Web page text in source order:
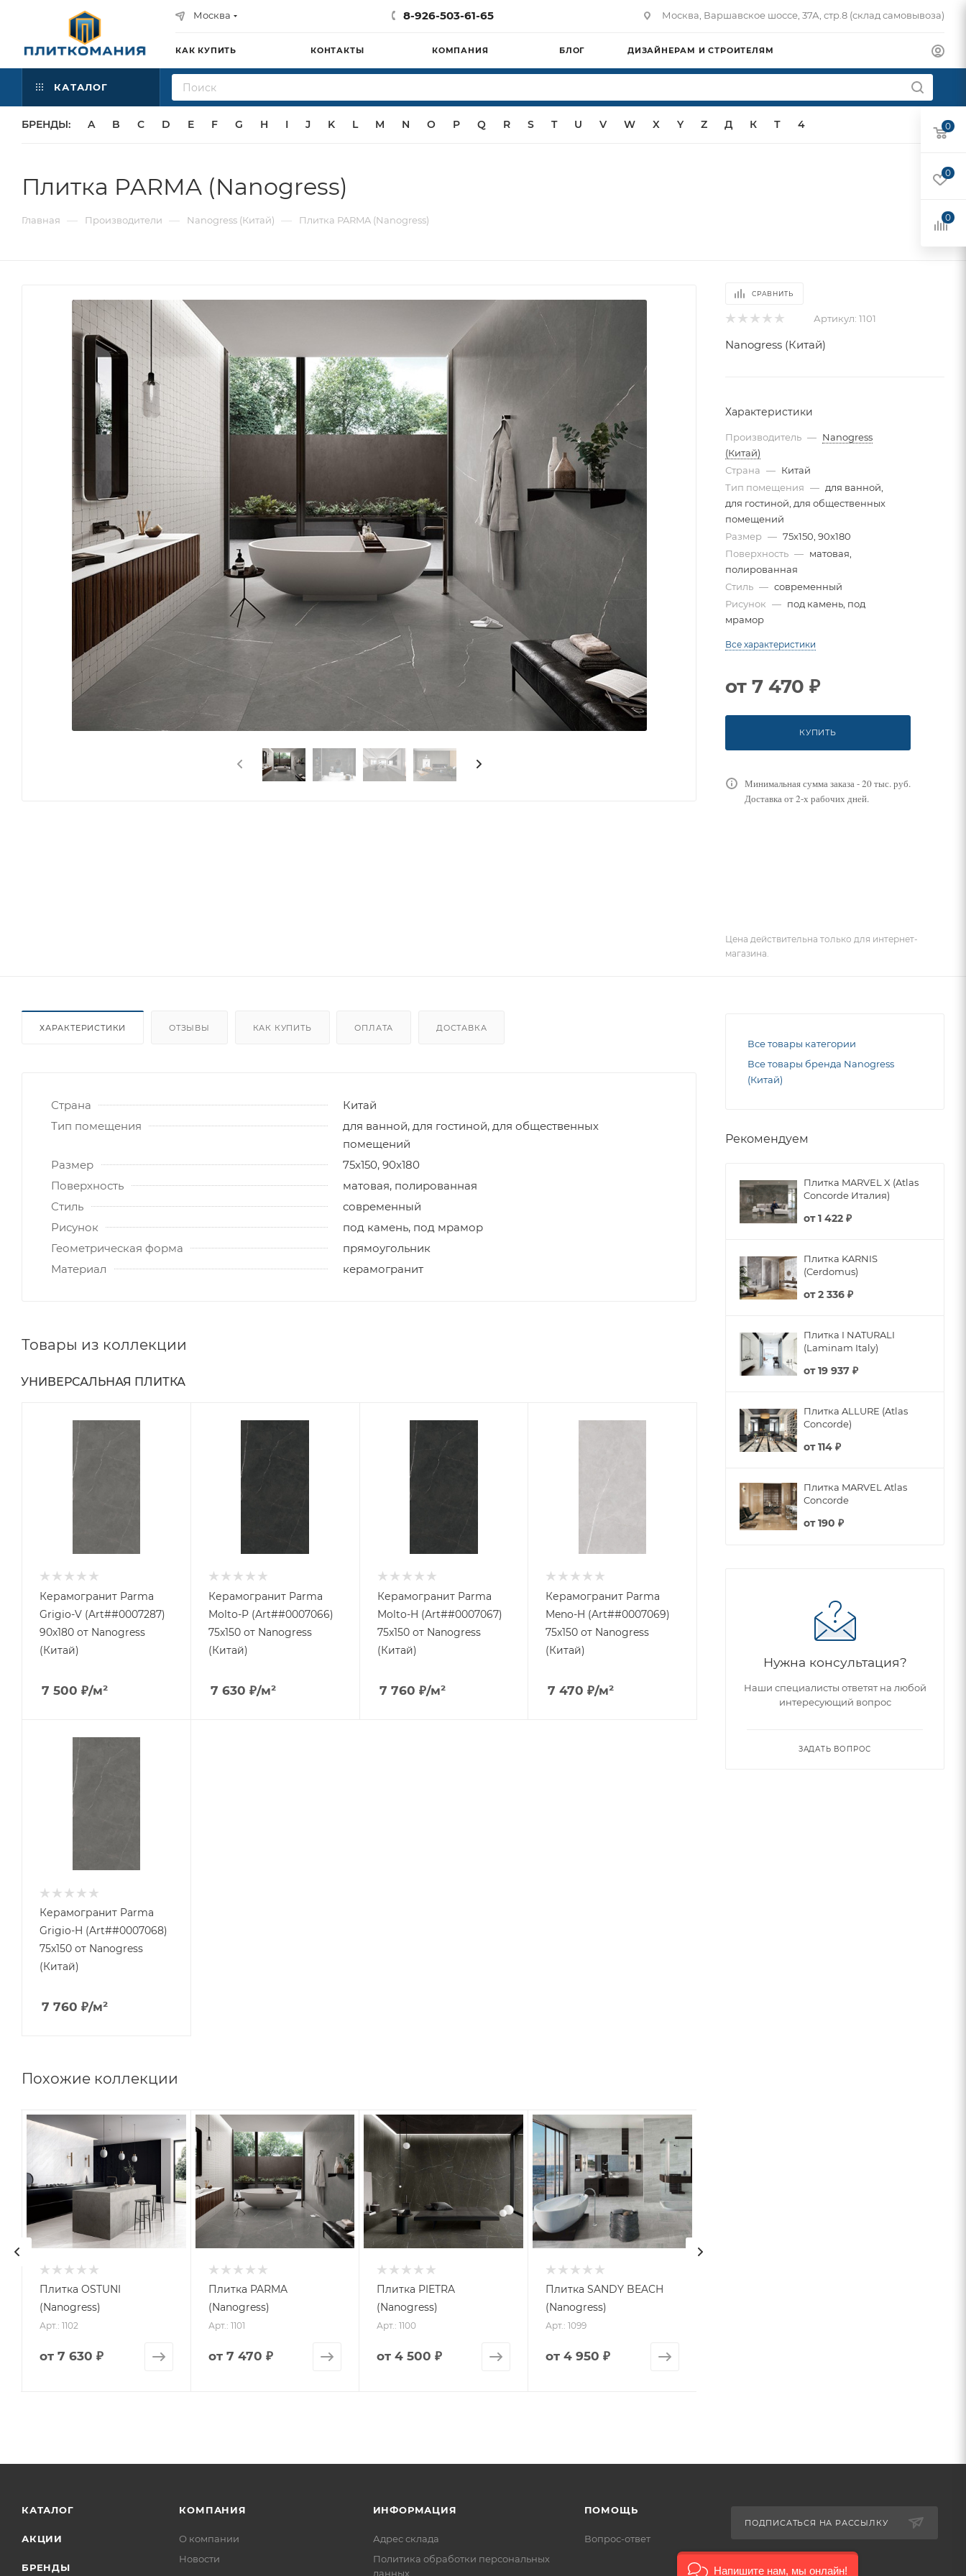
Москва 8-926-503-61-65 Москва, Варшавское шоссе, 37А, стр.8 (склад самовывоза)
КАК КУПИТЬ КОНТАКТЫ КОМПАНИЯ БЛОГ ДИЗАЙНЕРАМ И СТРОИТЕЛЯМ
КАТАЛОГ
БРЕНДЫ: A B C D E F G H I J K L M N O P Q R S T U V W X Y Z Д К Т 4
Плитка PARMA (Nanogress)
Главная — Производители — Nanogress (Китай) — Плитка PARMA (Nanogress)
СРАВНИТЬ
Артикул: 1101
Nanogress (Китай)
Характеристики
Производитель — Nanogress
(Китай)
Страна — Китай
Тип помещения — для ванной,
для гостиной, для общественных
помещений
Размер — 75x150, 90x180
Поверхность — матовая,
полированная
Стиль — современный
Рисунок — под камень, под
мрамор
Все характеристики
от 7 470 ₽
КУПИТЬ
Минимальная сумма заказа - 20 тыс. руб.
Доставка от 2-х рабочих дней.
Цена действительна только для интернет-
магазина.
ХАРАКТЕРИСТИКИ ОТЗЫВЫ КАК КУПИТЬ ОПЛАТА ДОСТАВКА
Страна
Китай
Тип помещения
для ванной, для гостиной, для общественных
помещений
Размер
75x150, 90x180
Поверхность
матовая, полированная
Стиль
современный
Рисунок
под камень, под мрамор
Геометрическая форма
прямоугольник
Материал
керамогранит
Товары из коллекции
УНИВЕРСАЛЬНАЯ ПЛИТКА
Керамогранит Parma
Grigio-V (Art##0007287)
90x180 от Nanogress
(Китай)
7 500 ₽/м²
Керамогранит Parma
Molto-P (Art##0007066)
75x150 от Nanogress
(Китай)
7 630 ₽/м²
Керамогранит Parma
Molto-H (Art##0007067)
75x150 от Nanogress
(Китай)
7 760 ₽/м²
Керамогранит Parma
Meno-H (Art##0007069)
75x150 от Nanogress
(Китай)
7 470 ₽/м²
Керамогранит Parma
Grigio-H (Art##0007068)
75x150 от Nanogress
(Китай)
7 760 ₽/м²
Похожие коллекции
Плитка OSTUNI
(Nanogress)
Арт.: 1102
от 7 630 ₽
Плитка PARMA
(Nanogress)
Арт.: 1101
от 7 470 ₽
Плитка PIETRA
(Nanogress)
Арт.: 1100
от4 500 ₽
Плитка SANDY BEACH
(Nanogress)
Арт.: 1099
от 4 950 ₽
Все товары категории
Все товары бренда Nanogress
(Китай)
Рекомендуем
Плитка MARVEL X (Atlas
Concorde Италия)
от1 422 ₽
Плитка KARNIS
(Cerdomus)
от2 336 ₽
Плитка I NATURALI
(Laminam Italy)
от19 937 ₽
Плитка ALLURE (Atlas
Concorde)
от114 ₽
Плитка MARVEL Atlas
Concorde
от190 ₽
Нужна консультация?
Наши специалисты ответят на любой
интересующий вопрос
ЗАДАТЬ ВОПРОС
КАТАЛОГ
АКЦИИ
БРЕНДЫ
КОМПАНИЯ
О компании
Новости
ИНФОРМАЦИЯ
Адрес склада
Политика обработки персональных
данных
ПОМОЩЬ
Вопрос-ответ
ПОДПИСАТЬСЯ НА РАССЫЛКУ
0
0
0
Напишите нам, мы онлайн!